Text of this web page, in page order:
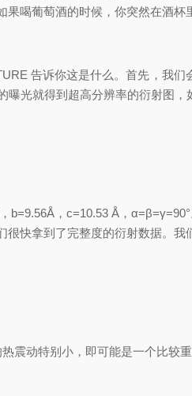
果喝葡萄酒的时候，你突然在酒杯
告诉你这是什么。首先，我
曝光就得到超高分辨率的衍射图，
b=9.56Å，c=10.53 Å，
很快拿到了完整度的衍射数据。
震动特别小，即可能是一个比较